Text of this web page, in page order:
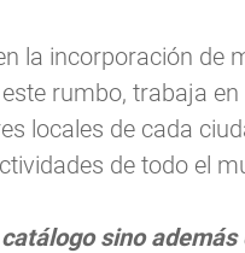
la incorporación de
rumbo, trabaja
locales de cada
de todo el
sino